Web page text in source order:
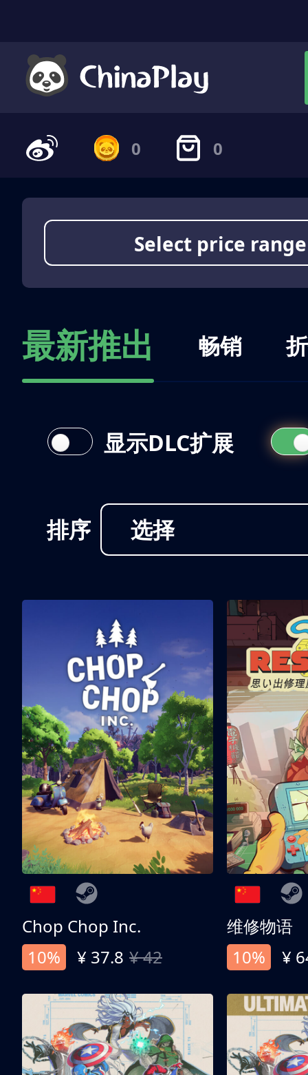
0 0
Select price range
最新推出 畅销
排序 选择
显示DLC扩展
Chop Chop Inc.
10%
¥ 37.8 ¥ 42
维修物语
10%
¥